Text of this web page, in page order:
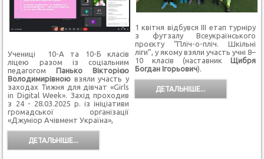
Учениці 10-А та 10-Б класів
ліцею разом із соціальним
педагогомПанько Вікторією
Володимирівною взяли участь у
заходах Тижня для дівчат «Girls
in Digital Week». Захід проходив
з 24 - 28.03.2025 р. із ініціативи
громадської організації
«Джуніор Ачівмент Україна»,
ДЕТАЛЬНІШЕ...
1 квітня відбувся ІІІ етап турніру
з футзалу Всеукраїнського
проєкту “Пліч-о-пліч. Шкільні
ліги”, у якому взяли участь учні 8–
10 класів (наставник Щибря
Богдан Ігорьович).
ДЕТАЛЬНІШЕ...